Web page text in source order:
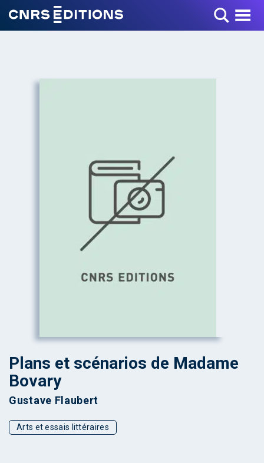
Toggle Menu
Plans et scénarios de Madame
Bovary
Gustave Flaubert
Arts et essais littéraires